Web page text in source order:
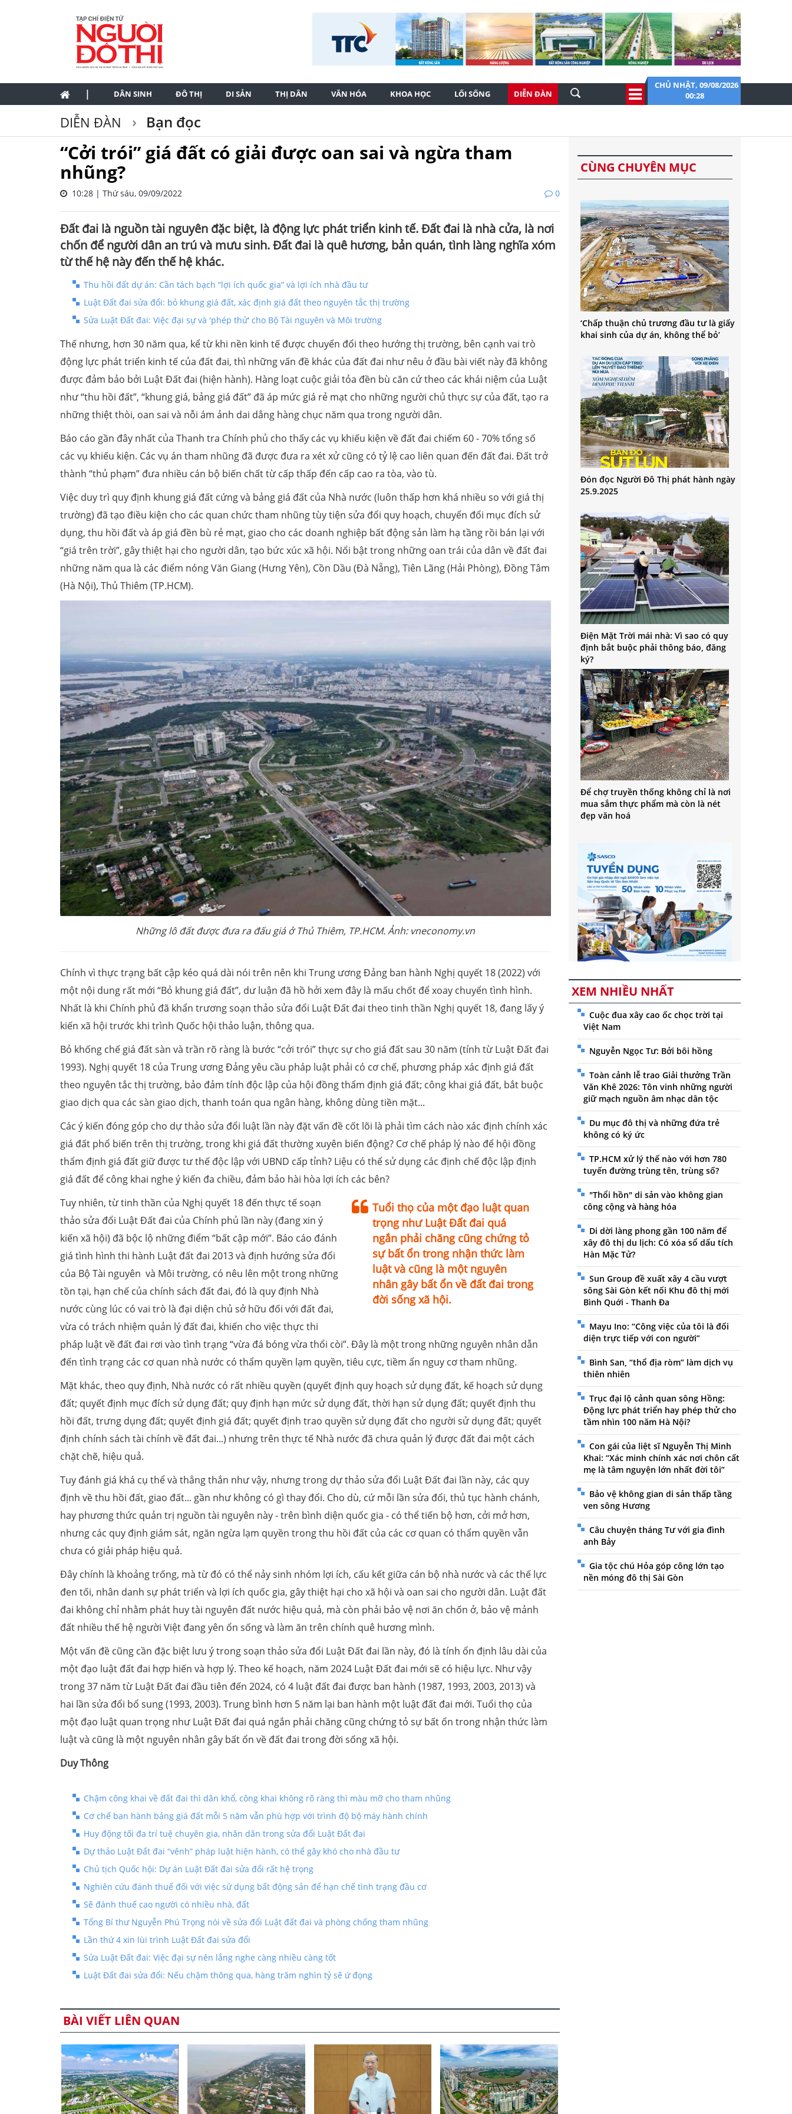
| DÂN SINH ĐÔ THỊ DI SẢN THỊ DÂN VĂN HÓA KHOA HỌC LỐI SỐNG DIỄN ĐÀN
CHỦ NHẬT, 09/08/2026
00:28
DIỄN ĐÀN Bạn đọc
“Cởi trói” giá đất có giải được oan sai và ngừa tham
nhũng?
10:28 | Thứ sáu, 09/09/2022 0
Đất đai là nguồn tài nguyên đặc biệt, là động lực phát triển kinh tế. Đất đai là nhà cửa, là nơi
chốn để người dân an trú và mưu sinh. Đất đai là quê hương, bản quán, tình làng nghĩa xóm
từ thế hệ này đến thế hệ khác.
Thu hồi đất dự án: Cần tách bạch “lợi ích quốc gia” và lợi ích nhà đầu tư
Luật Đất đai sửa đổi: bỏ khung giá đất, xác định giá đất theo nguyên tắc thị trường
Sửa Luật Đất đai: Việc đại sự và 'phép thử' cho Bộ Tài nguyên và Môi trường
Thế nhưng, hơn 30 năm qua, kể từ khi nền kinh tế được chuyển đổi theo hướng thị trường, bên cạnh vai trò
động lực phát triển kinh tế của đất đai, thì những vấn đề khác của đất đai như nêu ở đầu bài viết này đã không
được đảm bảo bởi Luật Đất đai (hiện hành). Hàng loạt cuộc giải tỏa đền bù căn cứ theo các khái niệm của Luật
như “thu hồi đất”, “khung giá, bảng giá đất” đã áp mức giá rẻ mạt cho những người chủ thực sự của đất, tạo ra
những thiệt thòi, oan sai và nỗi ám ảnh dai dẳng hàng chục năm qua trong người dân.
Báo cáo gần đây nhất của Thanh tra Chính phủ cho thấy các vụ khiếu kiện về đất đai chiếm 60 - 70% tổng số
các vụ khiếu kiện. Các vụ án tham nhũng đã được đưa ra xét xử cũng có tỷ lệ cao liên quan đến đất đai. Đất trở
thành “thủ phạm” đưa nhiều cán bộ biến chất từ cấp thấp đến cấp cao ra tòa, vào tù.
Việc duy trì quy định khung giá đất cứng và bảng giá đất của Nhà nước (luôn thấp hơn khá nhiều so với giá thị
trường) đã tạo điều kiện cho các quan chức tham nhũng tùy tiện sửa đổi quy hoạch, chuyển đổi mục đích sử
dụng, thu hồi đất và áp giá đền bù rẻ mạt, giao cho các doanh nghiệp bất động sản làm hạ tầng rồi bán lại với
“giá trên trời”, gây thiệt hại cho người dân, tạo bức xúc xã hội. Nổi bật trong những oan trái của dân về đất đai
những năm qua là các điểm nóng Văn Giang (Hưng Yên), Cồn Dầu (Đà Nẵng), Tiên Lãng (Hải Phòng), Đồng Tâm
(Hà Nội), Thủ Thiêm (TP.HCM).
Những lô đất được đưa ra đấu giá ở Thủ Thiêm, TP.HCM. Ảnh: vneconomy.vn
Chính vì thực trạng bất cập kéo quá dài nói trên nên khi Trung ương Đảng ban hành Nghị quyết 18 (2022) với
một nội dung rất mới “Bỏ khung giá đất”, dư luận đã hồ hởi xem đây là mấu chốt để xoay chuyển tình hình.
Nhất là khi Chính phủ đã khẩn trương soạn thảo sửa đổi Luật Đất đai theo tinh thần Nghị quyết 18, đang lấy ý
kiến xã hội trước khi trình Quốc hội thảo luận, thông qua.
Bỏ khống chế giá đất sàn và trần rõ ràng là bước “cởi trói” thực sự cho giá đất sau 30 năm (tính từ Luật Đất đai
1993). Nghị quyết 18 của Trung ương Đảng yêu cầu pháp luật phải có cơ chế, phương pháp xác định giá đất
theo nguyên tắc thị trường, bảo đảm tính độc lập của hội đồng thẩm định giá đất; công khai giá đất, bắt buộc
giao dịch qua các sàn giao dịch, thanh toán qua ngân hàng, không dùng tiền mặt...
Các ý kiến đóng góp cho dự thảo sửa đổi luật lần này đặt vấn đề cốt lõi là phải tìm cách nào xác định chính xác
giá đất phổ biến trên thị trường, trong khi giá đất thường xuyên biến động? Cơ chế pháp lý nào để hội đồng
thẩm định giá đất giữ được tư thế độc lập với UBND cấp tỉnh? Liệu có thể sử dụng các định chế độc lập định
giá đất để công khai nghe ý kiến đa chiều, đảm bảo hài hòa lợi ích các bên?
Tuổi thọ của một đạo luật quan
trọng như Luật Đất đai quá
ngắn phải chăng cũng chứng tỏ
sự bất ổn trong nhận thức làm
luật và cũng là một nguyên
nhân gây bất ổn về đất đai trong
đời sống xã hội.
Tuy nhiên, từ tinh thần của Nghị quyết 18 đến thực tế soạn
thảo sửa đổi Luật Đất đai của Chính phủ lần này (đang xin ý
kiến xã hội) đã bộc lộ những điểm “bất cập mới”. Báo cáo đánh
giá tình hình thi hành Luật đất đai 2013 và định hướng sửa đổi
của Bộ Tài nguyên và Môi trường, có nêu lên một trong những
tồn tại, hạn chế của chính sách đất đai, đó là quy định Nhà
nước cùng lúc có vai trò là đại diện chủ sở hữu đối với đất đai,
vừa có trách nhiệm quản lý đất đai, khiến cho việc thực thi
pháp luật về đất đai rơi vào tình trạng “vừa đá bóng vừa thổi còi”. Đây là một trong những nguyên nhân dẫn
đến tình trạng các cơ quan nhà nước có thẩm quyền lạm quyền, tiêu cực, tiềm ẩn nguy cơ tham nhũng.
Mặt khác, theo quy định, Nhà nước có rất nhiều quyền (quyết định quy hoạch sử dụng đất, kế hoạch sử dụng
đất; quyết định mục đích sử dụng đất; quy định hạn mức sử dụng đất, thời hạn sử dụng đất; quyết định thu
hồi đất, trưng dụng đất; quyết định giá đất; quyết định trao quyền sử dụng đất cho người sử dụng đất; quyết
định chính sách tài chính về đất đai...) nhưng trên thực tế Nhà nước đã chưa quản lý được đất đai một cách
chặt chẽ, hiệu quả.
Tuy đánh giá khá cụ thể và thẳng thắn như vậy, nhưng trong dự thảo sửa đổi Luật Đất đai lần này, các quy
định về thu hồi đất, giao đất... gần như không có gì thay đổi. Cho dù, cứ mỗi lần sửa đổi, thủ tục hành chánh,
hay phương thức quản trị nguồn tài nguyên này - trên bình diện quốc gia - có thể tiến bộ hơn, cởi mở hơn,
nhưng các quy định giám sát, ngăn ngừa lạm quyền trong thu hồi đất của các cơ quan có thẩm quyền vẫn
chưa có giải pháp hiệu quả.
Đây chính là khoảng trống, mà từ đó có thể nảy sinh nhóm lợi ích, cấu kết giữa cán bộ nhà nước và các thế lực
đen tối, nhân danh sự phát triển và lợi ích quốc gia, gây thiệt hại cho xã hội và oan sai cho người dân. Luật đất
đai không chỉ nhằm phát huy tài nguyên đất nước hiệu quả, mà còn phải bảo vệ nơi ăn chốn ở, bảo vệ mảnh
đất nhiều thế hệ người Việt đang yên ổn sống và làm ăn trên chính quê hương mình.
Một vấn đề cũng cần đặc biệt lưu ý trong soạn thảo sửa đổi Luật Đất đai lần này, đó là tính ổn định lâu dài của
một đạo luật đất đai hợp hiến và hợp lý. Theo kế hoạch, năm 2024 Luật Đất đai mới sẽ có hiệu lực. Như vậy
trong 37 năm từ Luật Đất đai đầu tiên đến 2024, có 4 luật đất đai được ban hành (1987, 1993, 2003, 2013) và
hai lần sửa đổi bổ sung (1993, 2003). Trung bình hơn 5 năm lại ban hành một luật đất đai mới. Tuổi thọ của
một đạo luật quan trọng như Luật Đất đai quá ngắn phải chăng cũng chứng tỏ sự bất ổn trong nhận thức làm
luật và cũng là một nguyên nhân gây bất ổn về đất đai trong đời sống xã hội.
Duy Thông
Chậm công khai về đất đai thì dân khổ, công khai không rõ ràng thì màu mỡ cho tham nhũng
Cơ chế ban hành bảng giá đất mỗi 5 năm vẫn phù hợp với trình độ bộ máy hành chính
Huy động tối đa trí tuệ chuyên gia, nhân dân trong sửa đổi Luật Đất đai
Dự thảo Luật Đất đai “vênh” pháp luật hiện hành, có thể gây khó cho nhà đầu tư
Chủ tịch Quốc hội: Dự án Luật Đất đai sửa đổi rất hệ trọng
Nghiên cứu đánh thuế đối với việc sử dụng bất động sản để hạn chế tình trạng đầu cơ
Sẽ đánh thuế cao người có nhiều nhà, đất
Tổng Bí thư Nguyễn Phú Trọng nói về sửa đổi Luật đất đai và phòng chống tham nhũng
Lần thứ 4 xin lùi trình Luật Đất đai sửa đổi
Sửa Luật Đất đai: Việc đại sự nên lắng nghe càng nhiều càng tốt
Luật Đất đai sửa đổi: Nếu chậm thông qua, hàng trăm nghìn tỷ sẽ ứ đọng
BÀI VIẾT LIÊN QUAN
CÙNG CHUYÊN MỤC
‘Chấp thuận chủ trương đầu tư là giấy
khai sinh của dự án, không thể bỏ’
Đón đọc Người Đô Thị phát hành ngày
25.9.2025
Điện Mặt Trời mái nhà: Vì sao có quy
định bắt buộc phải thông báo, đăng
ký?
Để chợ truyền thống không chỉ là nơi
mua sắm thực phẩm mà còn là nét
đẹp văn hoá
XEM NHIỀU NHẤT
Cuộc đua xây cao ốc chọc trời tại
Việt Nam
Nguyễn Ngọc Tư: Bởi bôi hồng
Toàn cảnh lễ trao Giải thưởng Trần
Văn Khê 2026: Tôn vinh những người
giữ mạch nguồn âm nhạc dân tộc
Du mục đô thị và những đứa trẻ
không có ký ức
TP.HCM xử lý thế nào với hơn 780
tuyến đường trùng tên, trùng số?
"Thổi hồn" di sản vào không gian
công cộng và hàng hóa
Di dời làng phong gần 100 năm để
xây đô thị du lịch: Có xóa sổ dấu tích
Hàn Mặc Tử?
Sun Group đề xuất xây 4 cầu vượt
sông Sài Gòn kết nối Khu đô thị mới
Bình Quới - Thanh Đa
Mayu Ino: “Công việc của tôi là đối
diện trực tiếp với con người”
Bình San, “thổ địa ròm” làm dịch vụ
thiên nhiên
Trục đại lộ cảnh quan sông Hồng:
Động lực phát triển hay phép thử cho
tầm nhìn 100 năm Hà Nội?
Con gái của liệt sĩ Nguyễn Thị Minh
Khai: “Xác minh chính xác nơi chôn cất
mẹ là tâm nguyện lớn nhất đời tôi”
Bảo vệ không gian di sản thấp tầng
ven sông Hương
Câu chuyện tháng Tư với gia đình
anh Bảy
Gia tộc chú Hỏa góp công lớn tạo
nền móng đô thị Sài Gòn